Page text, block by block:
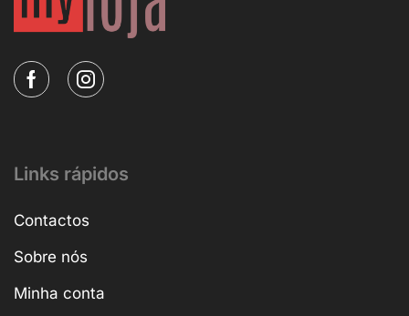
Links rápidos
Contactos
Sobre nós
Minha conta